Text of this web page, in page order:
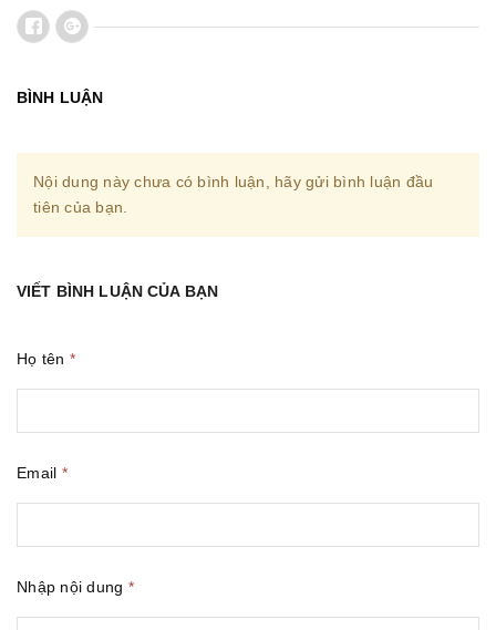
BÌNH LUẬN
Nội dung này chưa có bình luận, hãy gửi bình luận đầu
tiên của bạn.
VIẾT BÌNH LUẬN CỦA BẠN
Họ tên *
Email *
Nhập nội dung *